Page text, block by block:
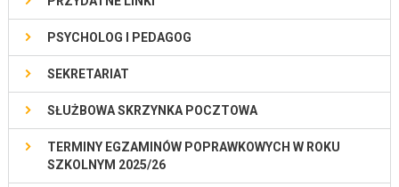
PSYCHOLOG I PEDAGOG
SEKRETARIAT
SŁUŻBOWA SKRZYNKA POCZTOWA
TERMINY EGZAMINÓW POPRAWKOWYCH W ROKU
SZKOLNYM 2025/26